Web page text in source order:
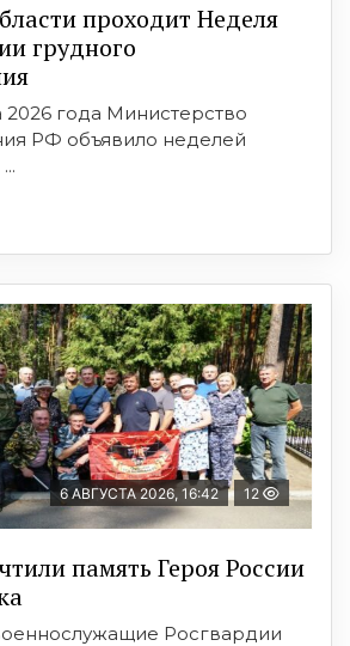
проходит Неделя
грудного
2026 года Министерство
РФ объявило неделей
6 АВГУСТА 2026, 16:42 12
память Героя России
Росгвардии